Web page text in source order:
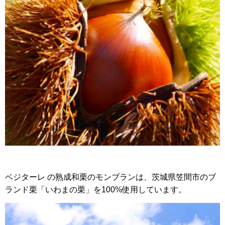
ベジターレ の熟成和栗のモンブランは、茨城県笠間市のブ
ランド栗「いわまの栗」を100%使用しています。